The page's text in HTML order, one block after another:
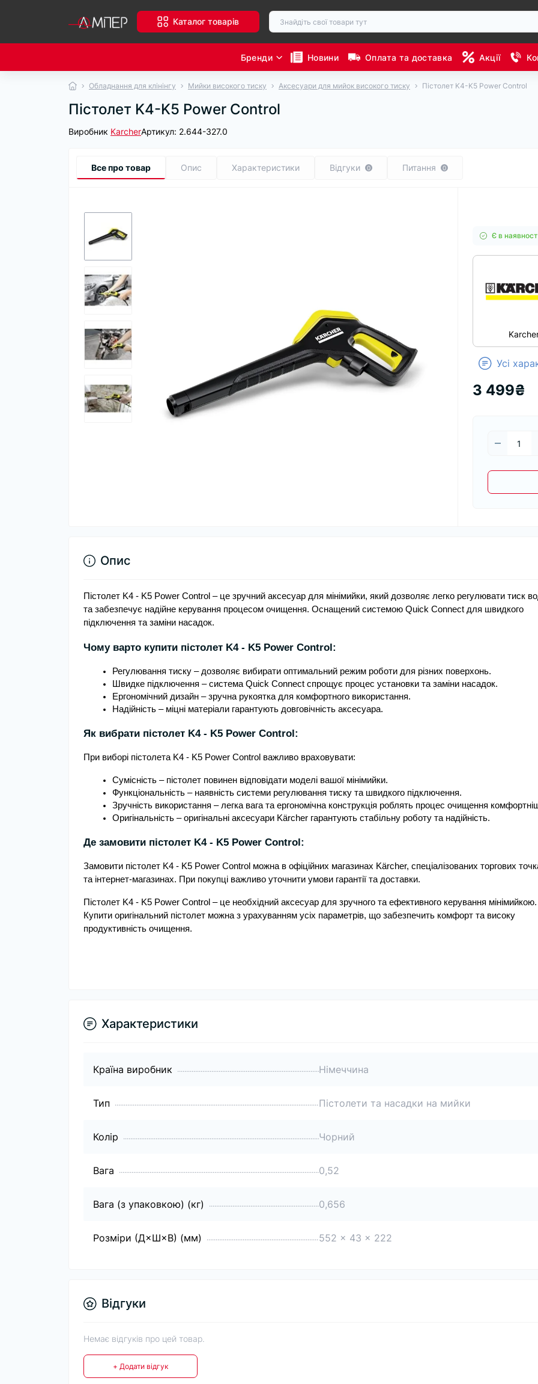
Каталог товарів
Бренди Новини Оплата та доставка Акції
Обладнання для клінінгу Мийки високого тиску Аксесуари для мийок високого тиску Пістолет K4-K5 Power Control
Пістолет K4-K5 Power Control
Виробник KarcherАртикул: 2.644-327.0
Все про товар Опис Характеристики Відгуки 0 Питання 0
Є в
Усі
3 499₴
Опис
Пістолет K4 - K5 Power Control – це зручний аксесуар для мінімийки, який дозволяє легко регулювати тиск
та забезпечує надійне керування процесом очищення. Оснащений системою Quick Connect для швидкого
підключення та заміни насадок.
Чому варто купити пістолет K4 - K5 Power Control:
Регулювання тиску – дозволяє вибирати оптимальний режим роботи для різних поверхонь.
Швидке підключення – система Quick Connect спрощує процес установки та заміни насадок.
Ергономічний дизайн – зручна рукоятка для комфортного використання.
Надійність – міцні матеріали гарантують довговічність аксесуара.
Як вибрати пістолет K4 - K5 Power Control:
При виборі пістолета K4 - K5 Power Control важливо враховувати:
Сумісність – пістолет повинен відповідати моделі вашої мінімийки.
Функціональність – наявність системи регулювання тиску та швидкого підключення.
Зручність використання – легка вага та ергономічна конструкція роблять процес очищення
Оригінальність – оригінальні аксесуари Kärcher гарантують стабільну роботу та надійність.
Де замовити пістолет K4 - K5 Power Control:
Замовити пістолет K4 - K5 Power Control можна в офіційних магазинах Kärcher, спеціалізованих торгових
та інтернет-магазинах. При покупці важливо уточнити умови гарантії та доставки.
Пістолет K4 - K5 Power Control – це необхідний аксесуар для зручного та ефективного керування мінімийкою.
Купити оригінальний пістолет можна з урахуванням усіх параметрів, що забезпечить комфорт та високу
продуктивність очищення.
Характеристики
Країна виробник Німеччина
Тип Пістолети та насадки на мийки
Колір Чорний
Вага 0,52
Вага (з упаковкою) (кг) 0,656
Розміри (Д×Ш×В) (мм) 552 x 43 x 222
Відгуки
Немає відгуків про цей товар.
+ Додати відгук